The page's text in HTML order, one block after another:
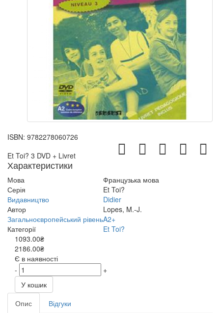
ISBN: 9782278060726
Et Toi? 3 DVD + Livret
Характеристики
Мова
Французька мова
Серія
Et Toi?
Видавництво
Didier
Автор
Lopes, M.-J.
Загальноєвропейський рівеньA2+
Категорії
Et Toi?
1093.00₴
2186.00₴
Є в наявності
-
+
У кошик
Опис
Відгуки